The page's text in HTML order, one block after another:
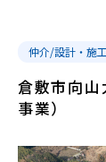
仲介/設計・施
倉敷市向
事業）